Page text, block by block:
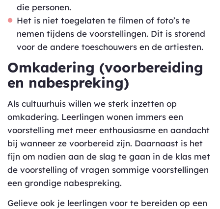
die personen.
Het is niet toegelaten te filmen of foto’s te
nemen tijdens de voorstellingen. Dit is storend
voor de andere toeschouwers en de artiesten.
Omkadering (voorbereiding
en nabespreking)
Als cultuurhuis willen we sterk inzetten op
omkadering. Leerlingen wonen immers een
voorstelling met meer enthousiasme en aandacht
bij wanneer ze voorbereid zijn. Daarnaast is het
fijn om nadien aan de slag te gaan in de klas met
de voorstelling of vragen sommige voorstellingen
een grondige nabespreking.
Gelieve ook je leerlingen voor te bereiden op een